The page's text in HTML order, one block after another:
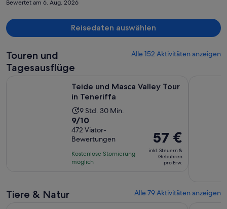
Bewertet am 6. Aug. 2026
Reisedaten auswählen
Touren und
Tagesausflüge
Alle 152 Aktivitäten anzeigen
Teide und Masca Valley Tour
in Teneriffa
Die
Aktivität
dauert
9
Stunden
und
9 Std. 30 Min.
9.0
von
10,
basierend
auf
9/10
472 Viator-
Bewertungen
Kostenlose Stornierung
möglich
Der
Preis
beträgt
57 €
Erw.
57 €
inkl. Steuern &
Gebühren
pro Erw.
Tiere & Natur Alle 79 Aktivitäten anzeigen